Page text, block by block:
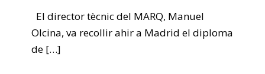
El director tècnic del MARQ, Manuel
Olcina, va recollir ahir a Madrid el diploma
de […]